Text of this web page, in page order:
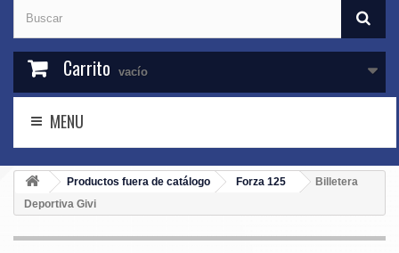
Carrito vacío
MENU
Productos fuera de catálogo Forza 125
Billetera
Deportiva Givi